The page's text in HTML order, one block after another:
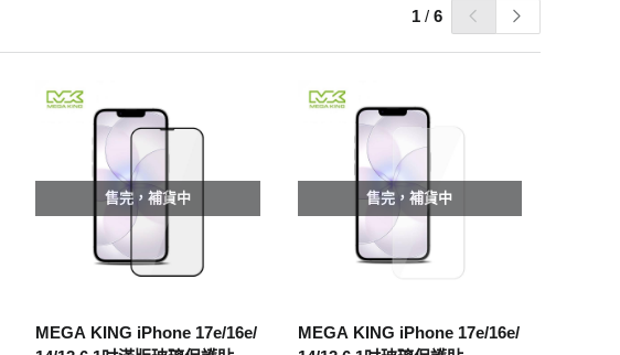
1 / 6
售完，補貨中
MEGA KING iPhone 17e/16e/
售完，補貨中
MEGA KING iPhone 17e/16e/